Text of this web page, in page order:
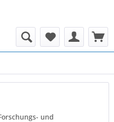
und